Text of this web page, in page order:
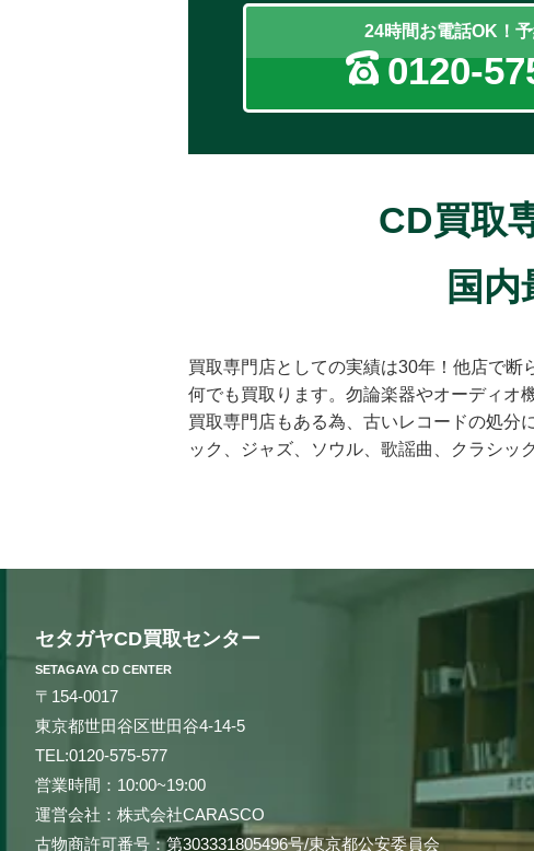
24時間お電話OK！
0120-
CD買取
国内
買取専門店としての実績は30年！他店で
何でも買取ります。勿論楽器やオーディオ
買取専門店もある為、古いレコードの処分
ック、ジャズ、ソウル、歌謡曲、クラシッ
も知らないマイナータイトルまで何でも
相場は日々変動しています。それは国内
カやカナダ、イギリスなどの海外ネット
現することができます。例えばクラシック
製造年によって何十倍にも値段が変わる
です。他店より1円でも高く買い取らせて
化したいなど、お客様の様々なニーズに応
3つの買取方法をご用意しております。全
料など全て無料で買取にお客様のご負担は
が必要となった時、手持ちのCDを売るこ
ィオや楽器・機材などもまとめて買取らせ
セタガヤCD買取センター
SETAGAYA CD CENTER
〒154-0017
東京都世田谷区世田谷4-14-5
TEL:0120-575-577
営業時間：10:00~19:00
運営会社：株式会社CARASCO
古物商許可番号：第303331805496号/東京都公安委員会